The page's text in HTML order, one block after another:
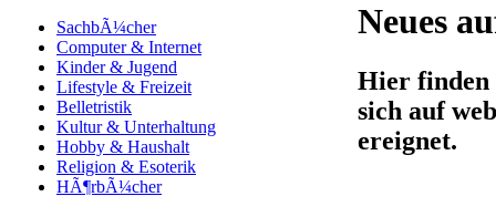
SachbÃ¼cher
Computer & Internet
Kinder & Jugend
Lifestyle & Freizeit
Belletristik
Kultur & Unterhaltung
Hobby & Haushalt
Religion & Esoterik
HÃ¶rbÃ¼cher
Neues
Hier finden
sich auf
ereignet.